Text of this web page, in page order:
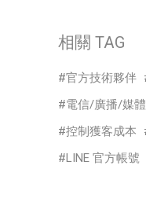
相關 TAG
官方技術夥伴
電信/廣播/媒體
控制獲客成本
LINE 官方帳號